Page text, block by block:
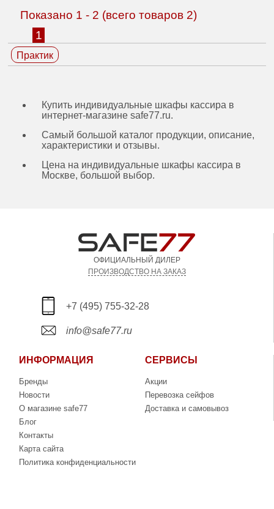
Показано 1 - 2 (всего товаров 2)
1
Практик
Купить индивидуальные шкафы кассира в
интернет-магазине safe77.ru.
Самый большой каталог продукции, описание,
характеристики и отзывы.
Цена на индивидуальные шкафы кассира в
Москве, большой выбор.
ОФИЦИАЛЬНЫЙ ДИЛЕР
ПРОИЗВОДСТВО НА ЗАКАЗ
+7 (495) 755-32-28
info@safe77.ru
ИНФОРМАЦИЯ
Бренды
Новости
О магазине safe77
Блог
Контакты
Карта сайта
Политика конфиденциальности
СЕРВИСЫ
Акции
Перевозка сейфов
Доставка и самовывоз